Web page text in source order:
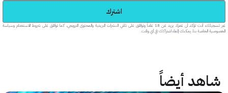
عبر تسجيلك، أنت تؤكد أن عمرك يزيد عن 18 عاماً وتوافق على تلقي النشرات البريدية والمحتوى الترويجي، كما توافق على شروط الاستخدام وسياسة
بنا. يمكنك إلغاء اشتراكك في أي وقت.
أيضاً